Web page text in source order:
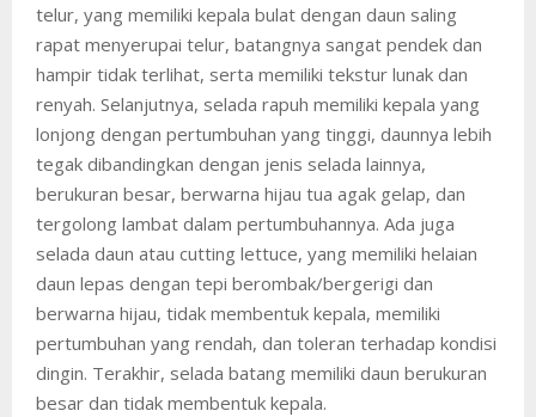
telur, yang memiliki kepala bulat dengan daun saling
rapat menyerupai telur, batangnya sangat pendek dan
hampir tidak terlihat, serta memiliki tekstur lunak dan
renyah. Selanjutnya, selada rapuh memiliki kepala yang
lonjong dengan pertumbuhan yang tinggi, daunnya lebih
tegak dibandingkan dengan jenis selada lainnya,
berukuran besar, berwarna hijau tua agak gelap, dan
tergolong lambat dalam pertumbuhannya. Ada juga
selada daun atau cutting lettuce, yang memiliki helaian
daun lepas dengan tepi berombak/bergerigi dan
berwarna hijau, tidak membentuk kepala, memiliki
pertumbuhan yang rendah, dan toleran terhadap kondisi
dingin. Terakhir, selada batang memiliki daun berukuran
besar dan tidak membentuk kepala.